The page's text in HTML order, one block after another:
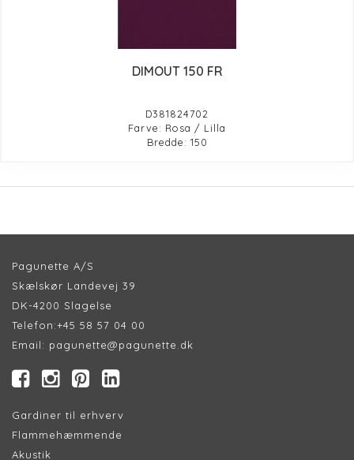
DIMOUT 150 FR
D381824702
Farve: Rosa / Lilla
Bredde: 150
Pagunette A/S
Skælskør Landevej 39
DK-4200 Slagelse
Telefon:+45 58 57 04 00
Email: pagunette@pagunette.dk
Gardiner til erhverv
Flammehæmmende
Akustik